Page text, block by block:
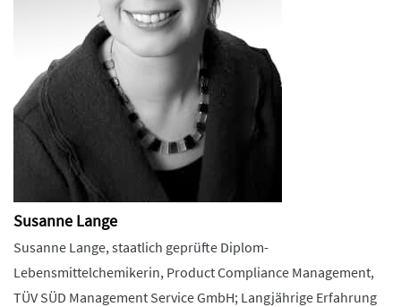
Susanne Lange
Susanne Lange, staatlich geprüfte Diplom-
Lebensmittelchemikerin, Product Compliance Management,
TÜV SÜD Management Service GmbH; Langjährige Erfahrung